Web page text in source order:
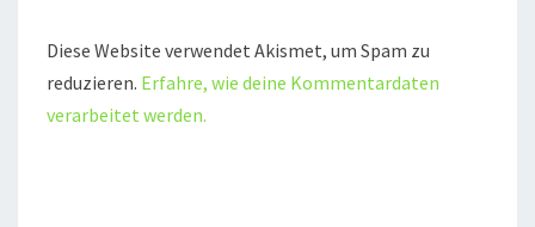
Diese Website verwendet Akismet, um Spam zu
reduzieren. Erfahre, wie deine Kommentardaten
verarbeitet werden.